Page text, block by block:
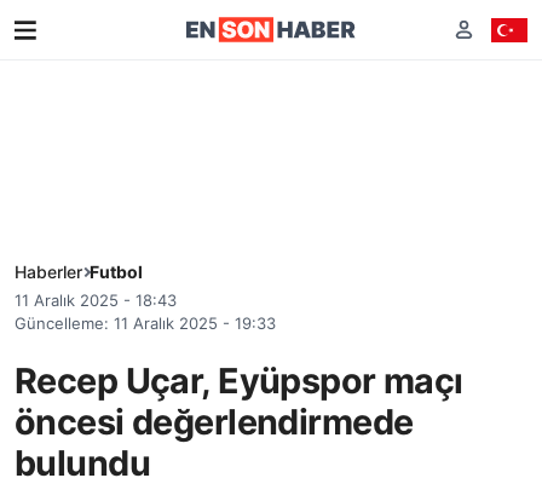
Haberler Futbol
11 Aralık 2025 - 18:43
Güncelleme: 11 Aralık 2025 - 19:33
Recep Uçar, Eyüpspor maçı
öncesi değerlendirmede
bulundu